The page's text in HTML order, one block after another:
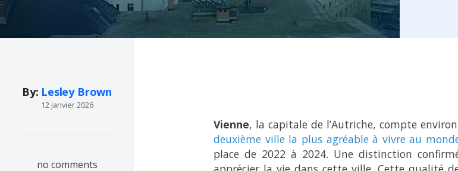
By: Lesley Brown
12 janvier 2026
no comments
Vienne, la capitale de l’Autriche, compte
deuxième ville la plus agréable à vivre au
place de 2022 à 2024. Une distinction